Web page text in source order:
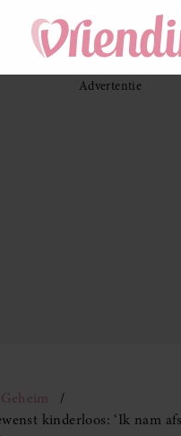
kinderloos: ‘Ik nam